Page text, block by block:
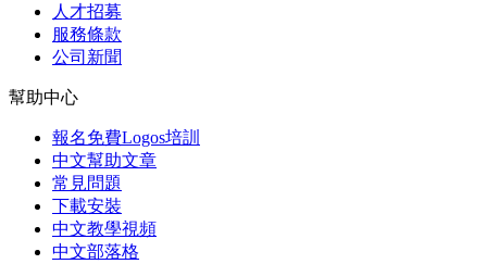
人才招募
服務條款
公司新聞
幫助中心
報名免費Logos培訓
中文幫助文章
常見問題
下載安裝
中文教學視頻
中文部落格